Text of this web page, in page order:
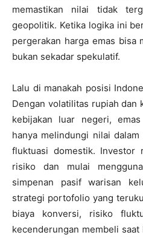
memastikan nilai tidak
geopolitik. Ketika logika ini
pergerakan harga emas bisa
bukan sekadar spekulatif.
Lalu di manakah posisi
Dengan volatilitas rupiah dan
kebijakan luar negeri,
hanya melindungi nilai
fluktuasi domestik. Investor
risiko dan mulai
simpenan pasif warisan
strategi portofolio yang
biaya konversi, risiko
kecenderungan membeli